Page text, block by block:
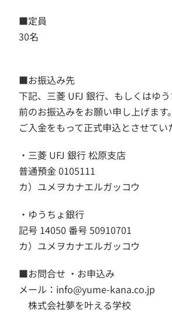
■定員
30名
■お振込み先
下記、三菱 UFJ 銀行、もしくはゆ
前のお振込みをお願い申し上げます。
ご入金をもって正式申込とさせてい
・三菱 UFJ 銀行 松原支店
普通預金 0105111
カ）ユメヲカナエルガッコウ
・ゆうちょ銀行
記号 14050 番号 50910701
カ）ユメヲカナエルガッコウ
■お問合せ ・お申込み
メール：info@yume-kana.co.jp
株式会社夢を叶える学校